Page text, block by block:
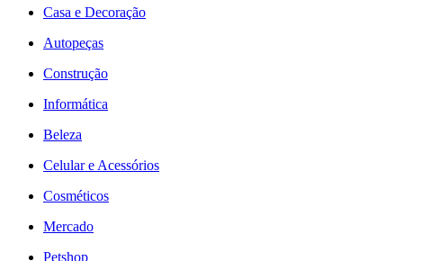
Casa e Decoração
Autopeças
Construção
Informática
Beleza
Celular e Acessórios
Cosméticos
Mercado
Petshop